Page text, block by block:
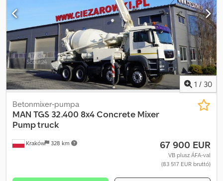
manuálisan vezérelhető Szivattyúzási magasság 18 méter Dedpfx
Ahozrw Tcobjck 426 MTH !!! Manuális váltó Légkondicionáló
Napfénytető Tachográf Rádió Differenciálzár Nagyon jó műszaki
állapot
1 / 30
Kraków 328 km
Betonmixer-pumpa
MAN TGS 32.400 8x4 Concrete Mixer
Pump truck
67 900 EUR
VB plusz ÁFA-val
(83 517 EUR bruttó)